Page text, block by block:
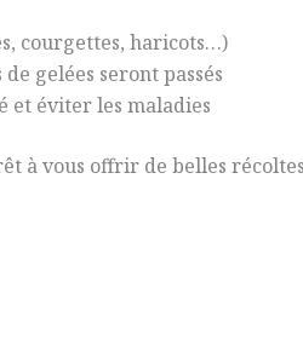
courgettes, haricots…)
gelées seront passés
et éviter les maladies
à vous offrir de belles